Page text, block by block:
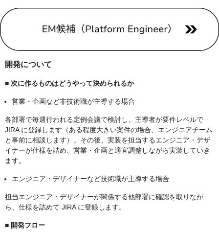
開発について
■ 次に作るものはどうやって決められるか
営業・企画など非技術職が主導する場合
各部署で毎週行われる定例会議で検討し、主導者が要件レベルで
JIRA に登録します（ある程度大きい案件の場合、エンジニアチーム
と事前に相談します）。その後、実装を担当するエンジニア・デザ
イナーが仕様を詰め、営業・企画と適宜調整しながら実装していき
ます。
エンジニア・デザイナーなど技術職が主導する場合
担当エンジニア・デザイナーが関係する他部署に確認を取りなが
ら、仕様を詰めて JIRA に登録します。
■ 開発フロー